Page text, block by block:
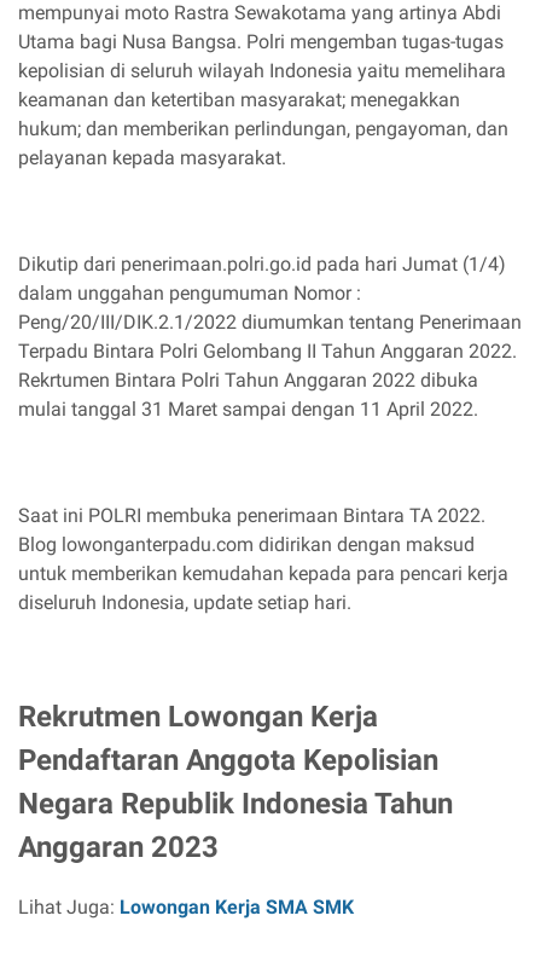
mempunyai moto Rastra Sewakotama yang artinya Abdi
Utama bagi Nusa Bangsa. Polri mengemban tugas-tugas
kepolisian di seluruh wilayah Indonesia yaitu memelihara
keamanan dan ketertiban masyarakat; menegakkan
hukum; dan memberikan perlindungan, pengayoman, dan
pelayanan kepada masyarakat.
Dikutip dari penerimaan.polri.go.id pada hari Jumat (1/4)
dalam unggahan pengumuman Nomor :
Peng/20/III/DIK.2.1/2022 diumumkan tentang Penerimaan
Terpadu Bintara Polri Gelombang II Tahun Anggaran 2022.
Rekrtumen Bintara Polri Tahun Anggaran 2022 dibuka
mulai tanggal 31 Maret sampai dengan 11 April 2022.
Saat ini POLRI membuka penerimaan Bintara TA 2022.
Blog lowonganterpadu.com didirikan dengan maksud
untuk memberikan kemudahan kepada para pencari kerja
diseluruh Indonesia, update setiap hari.
Rekrutmen Lowongan Kerja
Pendaftaran Anggota Kepolisian
Negara Republik Indonesia Tahun
Anggaran 2023
Lihat Juga: Lowongan Kerja SMA SMK